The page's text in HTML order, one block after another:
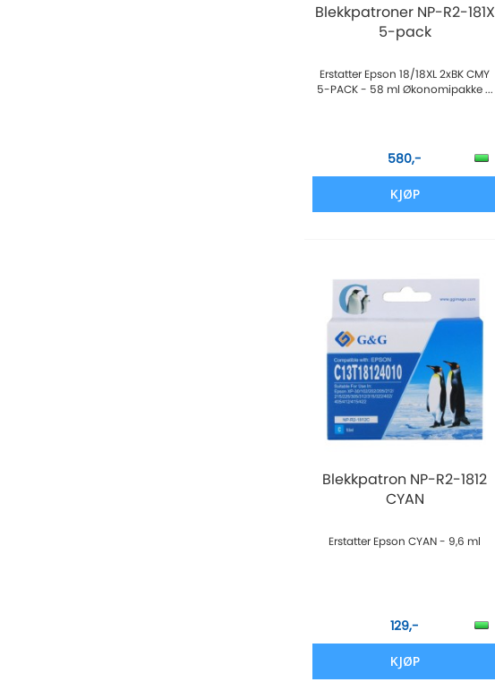
Blekkpatroner NP-R2-181X
5-pack
Erstatter Epson 18/18XL 2xBK CMY
5-PACK - 58 ml Økonomipakke ...
580,-
KJØP
Blekkpatron NP-R2-1812
CYAN
Erstatter Epson CYAN - 9,6 ml
129,-
KJØP